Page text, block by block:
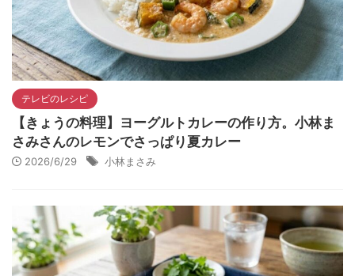
テレビのレシピ
【きょうの料理】ヨーグルトカレーの作り方。小林ま
さみさんのレモンでさっぱり夏カレー
2026/6/29 小林まさみ